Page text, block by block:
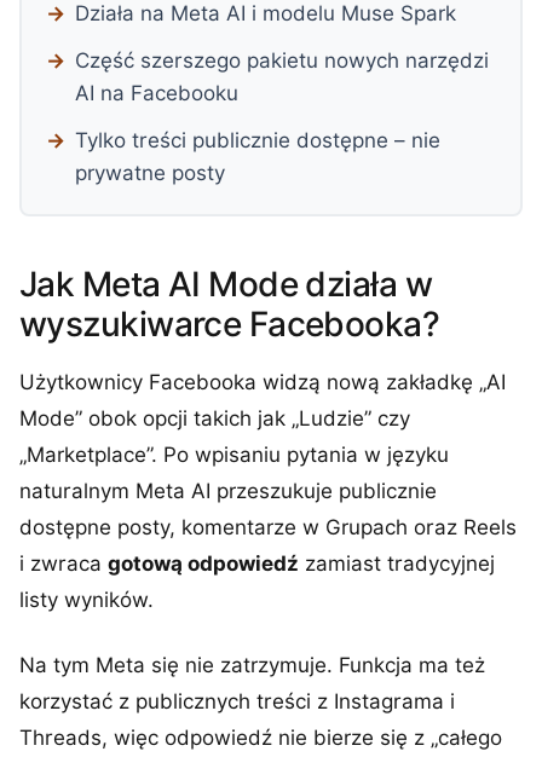
Działa na Meta AI i modelu Muse Spark
Część szerszego pakietu nowych narzędzi
AI na Facebooku
Tylko treści publicznie dostępne – nie
prywatne posty
Jak Meta AI Mode działa w
wyszukiwarce Facebooka?
Użytkownicy Facebooka widzą nową zakładkę „AI
Mode” obok opcji takich jak „Ludzie” czy
„Marketplace”. Po wpisaniu pytania w języku
naturalnym Meta AI przeszukuje publicznie
dostępne posty, komentarze w Grupach oraz Reels
i zwraca gotową odpowiedź zamiast tradycyjnej
listy wyników.
Na tym Meta się nie zatrzymuje. Funkcja ma też
korzystać z publicznych treści z Instagrama i
Threads, więc odpowiedź nie bierze się z „całego